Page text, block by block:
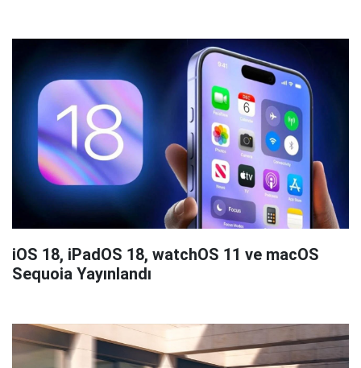
iOS 18, iPadOS 18, watchOS 11 ve macOS
Sequoia Yayınlandı